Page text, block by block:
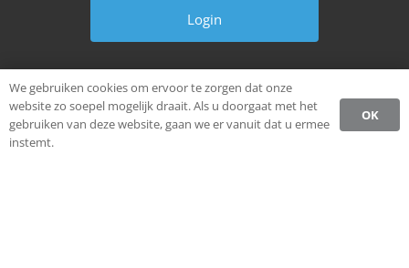
Wachtwoord vergeten?
We gebruiken cookies om ervoor te zorgen dat onze
website zo soepel mogelijk draait. Als u doorgaat met het
gebruiken van deze website, gaan we er vanuit dat u ermee
instemt.
OK